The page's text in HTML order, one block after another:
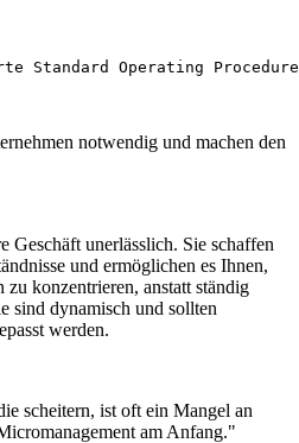
Operating
notwendig und machen den
Geschäft unerlässlich. Sie schaffen
und ermöglichen es Ihnen,
zu konzentrieren, anstatt ständig
sind dynamisch und sollten
werden.
scheitern, ist oft ein Mangel an
am Anfang."